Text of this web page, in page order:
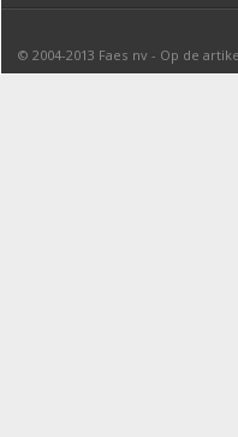
© 2004-2013 Faes nv - Op de